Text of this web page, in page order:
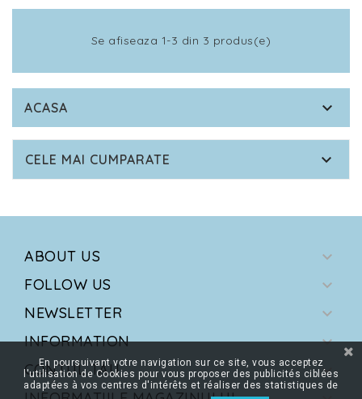
Se afiseaza 1-3 din 3 produs(e)
ACASA 
CELE MAI CUMPARATE 
ABOUT US 
FOLLOW US 
NEWSLETTER 
INFORMATION 
CONTUL TAU 
En poursuivant votre navigation sur ce site, vous acceptez
l'utilisation de Cookies pour vous proposer des publicités ciblées
adaptées à vos centres d'intérêts et réaliser des statistiques de